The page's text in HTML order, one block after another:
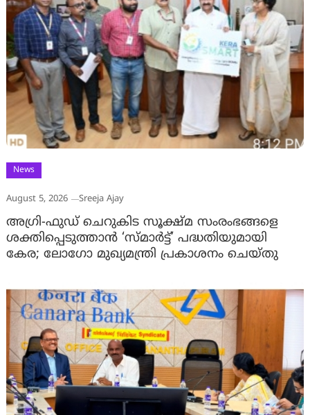
News
August 5, 2026 Sreeja Ajay
അഗ്രി-ഫുഡ് ചെറുകിട സൂക്ഷ്മ സംരംഭങ്ങളെ
ശക്തിപ്പെടുത്താന്‍ ‘സ്മാര്‍ട്ട്’ പദ്ധതിയുമായി
കേര; ലോഗോ മുഖ്യമന്ത്രി പ്രകാശനം ചെയ്തു